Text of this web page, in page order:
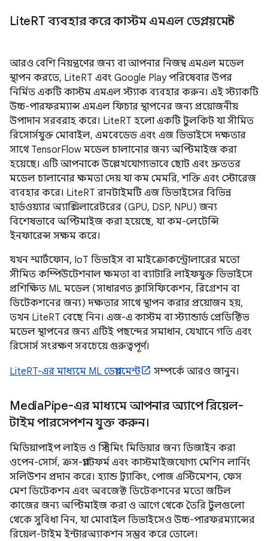
LiteRT ব্যবহার করে কাস্টম এমএল ডেপ্লয়মেন্ট
আরও বেশি নিয়ন্ত্রণের জন্য বা আপনার নিজস্ব এমএল মডেল
স্থাপন করতে, LiteRT এবং Google Play পরিষেবার উপর
নির্মিত একটি কাস্টম এমএল স্ট্যাক ব্যবহার করুন। এই স্ট্যাকটি
উচ্চ-পারফরম্যান্স এমএল ফিচার স্থাপনের জন্য প্রয়োজনীয়
উপাদান সরবরাহ করে। LiteRT হলো একটি টুলকিট যা সীমিত
রিসোর্সযুক্ত মোবাইল, এমবেডেড এবং এজ ডিভাইসে দক্ষতার
সাথে TensorFlow মডেল চালানোর জন্য অপ্টিমাইজ করা
হয়েছে। এটি আপনাকে উল্লেখযোগ্যভাবে ছোট এবং দ্রুততর
মডেল চালানোর ক্ষমতা দেয় যা কম মেমরি, শক্তি এবং স্টোরেজ
ব্যবহার করে। LiteRT রানটাইমটি এজ ডিভাইসের বিভিন্ন
হার্ডওয়্যার অ্যাক্সিলারেটরের (GPU, DSP, NPU) জন্য
বিশেষভাবে অপ্টিমাইজ করা হয়েছে, যা কম-লেটেন্সি
ইনফারেন্স সক্ষম করে।
যখন স্মার্টফোন, IoT ডিভাইস বা মাইক্রোকন্ট্রোলারের মতো
সীমিত কম্পিউটেশনাল ক্ষমতা বা ব্যাটারি লাইফযুক্ত ডিভাইসে
প্রশিক্ষিত ML মডেল (সাধারণত ক্লাসিফিকেশন, রিগ্রেশন বা
ডিটেকশনের জন্য) দক্ষতার সাথে স্থাপন করার প্রয়োজন হয়,
তখন LiteRT বেছে নিন। এজ-এ কাস্টম বা স্ট্যান্ডার্ড প্রেডিক্টিভ
মডেল স্থাপনের জন্য এটিই পছন্দের সমাধান, যেখানে গতি এবং
রিসোর্স সংরক্ষণ সবচেয়ে গুরুত্বপূর্ণ।
LiteRT-এর মাধ্যমে ML ডেপ্লয়মেন্ট সম্পর্কে আরও জানুন।
MediaPipe-এর মাধ্যমে আপনার অ্যাপে রিয়েল-
টাইম পারসেপশন যুক্ত করুন।
মিডিয়াপাইপ লাইভ ও স্ট্রিমিং মিডিয়ার জন্য ডিজাইন করা
ওপেন-সোর্স, ক্রস-প্ল্যাটফর্ম এবং কাস্টমাইজযোগ্য মেশিন লার্নিং
সলিউশন প্রদান করে। হ্যান্ড ট্র্যাকিং, পোজ এস্টিমেশন, ফেস
মেশ ডিটেকশন এবং অবজেক্ট ডিটেকশনের মতো জটিল
কাজের জন্য অপ্টিমাইজ করা ও আগে থেকে তৈরি টুলগুলো
থেকে সুবিধা নিন, যা মোবাইল ডিভাইসেও উচ্চ-পারফরম্যান্সের
রিয়েল-টাইম ইন্টারঅ্যাকশন সম্ভব করে তোলে।